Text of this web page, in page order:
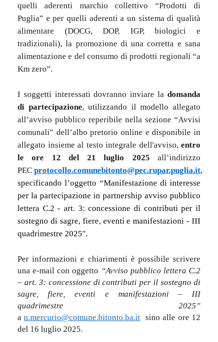
quelli aderenti marchio collettivo “Prodotti di
Puglia” e per quelli aderenti a un sistema di qualità
alimentare (DOCG, DOP, IGP, biologici e
tradizionali), la promozione di una corretta e sana
alimentazione e del consumo di prodotti regionali “a
Km zero”.
I soggetti interessati dovranno inviare la domanda
di partecipazione, utilizzando il modello allegato
all’avviso pubblico reperibile nella sezione “Avvisi
comunali” dell’albo pretorio online e disponibile in
allegato insieme al testo integrale dell'avviso, entro
le ore 12 del 21 luglio 2025 all’indirizzo
PEC protocollo.comunebitonto@pec.rupar.puglia.it,
specificando l’oggetto “Manifestazione di interesse
per la partecipazione in partnership avviso pubblico
lettera C.2 - art. 3: concessione di contributi per il
sostegno di sagre, fiere, eventi e manifestazioni - III
quadrimestre 2025".
Per informazioni e chiarimenti è possibile scrivere
una e-mail con oggetto “Avviso pubblico lettera C.2
– art. 3: concessione di contributi per il sostegno di
sagre, fiere, eventi e manifestazioni – III
quadrimestre 2025”
an.mercurio@comune.bitonto.ba.it sino alle ore 12
del 16 luglio 2025.